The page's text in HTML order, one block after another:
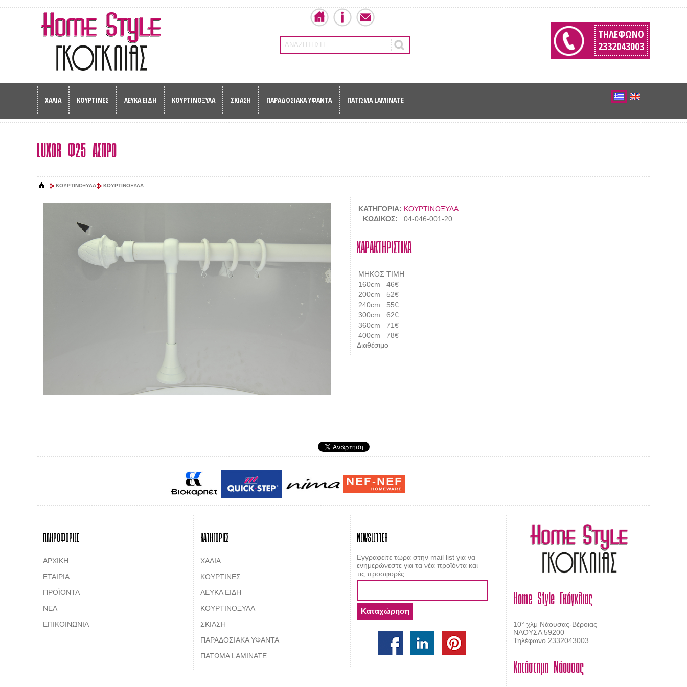
ΑΝΑΖΗΤΗΣΗ
ΤΗΛΈΦΩΝΟ
2332043003
ΧΑΛΙΑ ΚΟΥΡΤΙΝΕΣ ΛΕΥΚΑ ΕΙΔΗ ΚΟΥΡΤΙΝΟΞΥΛΑ ΣΚΙΑΣΗ ΠΑΡΑΔΟΣΙΑΚΑ ΥΦΑΝΤΑ ΠΑΤΩΜΑ LAMINATE
LUXOR Φ25 ΑΣΠΡΟ
ΚΟΥΡΤΙΝΟΞΥΛΑ ΚΟΥΡΤΙΝΟΞΥΛΑ
ΚΑΤΗΓΟΡΙΑ: ΚΟΥΡΤΙΝΟΞΥΛΑ
ΚΩΔΙΚΟΣ:
04-046-001-20
ΧΑΡΑΚΤΗΡΙΣΤΙΚΑ
ΜΗΚΟΣ ΤΙΜΗ
160cm
46€
200cm
52€
240cm
55€
300cm
62€
360cm
71€
400cm
78€
Διαθέσιμο
ΠΛΗΡΟΦΟΡΙΕΣ
ΑΡΧΙΚΗ
ΕΤΑΙΡΙΑ
ΠΡΟΪΟΝΤΑ
ΝΕΑ
ΕΠΙΚΟΙΝΩΝΙΑ
ΚΑΤΗΓΟΡΙΕΣ
ΧΑΛΙΑ
ΚΟΥΡΤΙΝΕΣ
ΛΕΥΚΑ ΕΙΔΗ
ΚΟΥΡΤΙΝΟΞΥΛΑ
ΣΚΙΑΣΗ
ΠΑΡΑΔΟΣΙΑΚΑ ΥΦΑΝΤΑ
ΠΑΤΩΜΑ LAMINATE
NEWSLETTER
Εγγραφείτε τώρα στην mail list για να
ενημερώνεστε για τα νέα προϊόντα και
τις προσφορές
Home Style Γκόγκλιας
10° χλμ Νάουσας-Βέροιας
ΝΑΟΥΣΑ 59200
Τηλέφωνο 2332043003
Κατάστημα Νάουσας